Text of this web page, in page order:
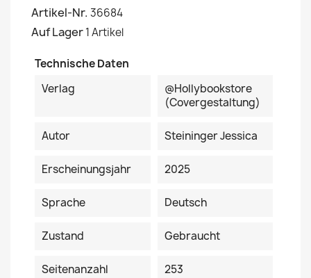
Artikel-Nr. 36684
Auf Lager1 Artikel
Technische Daten
Verlag
@hollybookstore
(Covergestaltung)
Autor Steininger Jessica
Erscheinungsjahr 2025
Sprache Deutsch
Zustand Gebraucht
Seitenanzahl 253